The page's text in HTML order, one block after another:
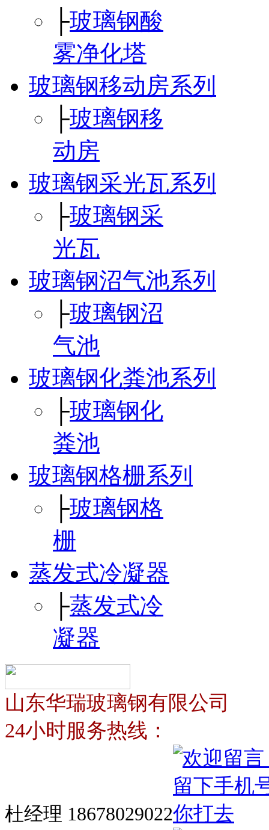
├玻璃钢酸
雾净化塔
玻璃钢移动房系列
├玻璃钢移
动房
玻璃钢采光瓦系列
├玻璃钢采
光瓦
玻璃钢沼气池系列
├玻璃钢沼
气池
玻璃钢化粪池系列
├玻璃钢化
粪池
玻璃钢格栅系列
├玻璃钢格
栅
蒸发式冷凝器
├蒸发式冷
凝器
山东华瑞玻璃钢有限公司
24小时服务热线：
杜经理 18678029022